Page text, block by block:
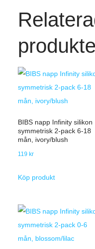
BIBS napp Infinity silikon
symmetrisk 2-pack 6-18
mån, ivory/blush
119 kr
Köp produkt